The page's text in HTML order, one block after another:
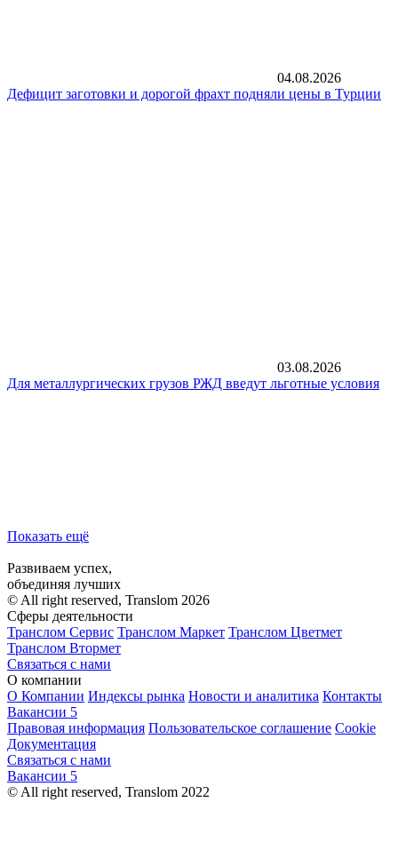
04.08.2026
Дефицит заготовки и дорогой фрахт подняли цены в Турции
03.08.2026
Для металлургических грузов РЖД введут льготные условия
Показать ещё
Развиваем успех,
объединяя лучших
© All right reserved, Translom 2026
Сферы деятельности
Транслом Сервис Транслом Маркет Транслом Цветмет
Транслом Втормет
Связаться с нами
О компании
О Компании Индексы рынка Новости и аналитика Контакты
Вакансии 5
Правовая информация Пользовательское соглашение Cookie
Документация
Связаться с нами
Вакансии 5
© All right reserved, Translom 2022